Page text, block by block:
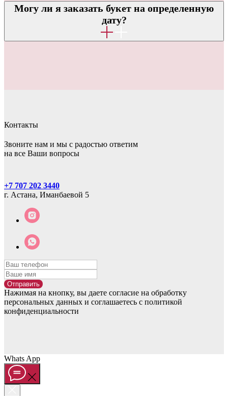
Могу ли я заказать букет на определенную
дату?
Контакты
Звоните нам и мы с радостью ответим
на все Ваши вопросы
+7 707 202 3440
г. Астана, Иманбаевой 5
Отправить
Нажимая на кнопку, вы даете согласие на обработку
персональных данных и соглашаетесь c политикой
конфиденциальности
Whats App